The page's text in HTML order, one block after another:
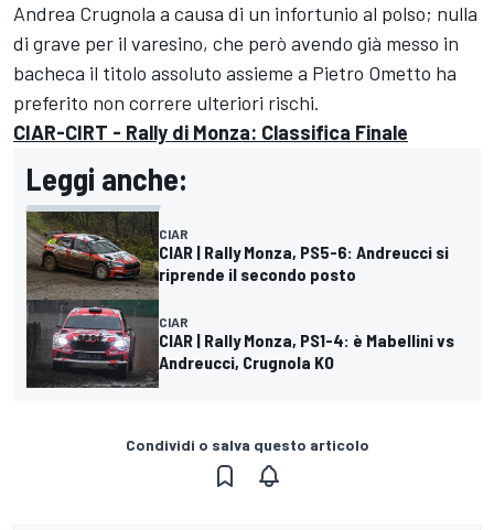
Andrea Crugnola a causa di un infortunio al polso; nulla
di grave per il varesino, che però avendo già messo in
bacheca il titolo assoluto assieme a Pietro Ometto ha
preferito non correre ulteriori rischi.
CIAR-CIRT - Rally di Monza: Classifica Finale
Leggi anche:
CIAR
CIAR | Rally Monza, PS5-6: Andreucci si
riprende il secondo posto
CIAR
CIAR | Rally Monza, PS1-4: è Mabellini vs
Andreucci, Crugnola KO
Condividi o salva questo articolo